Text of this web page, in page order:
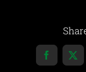
Facebook
X